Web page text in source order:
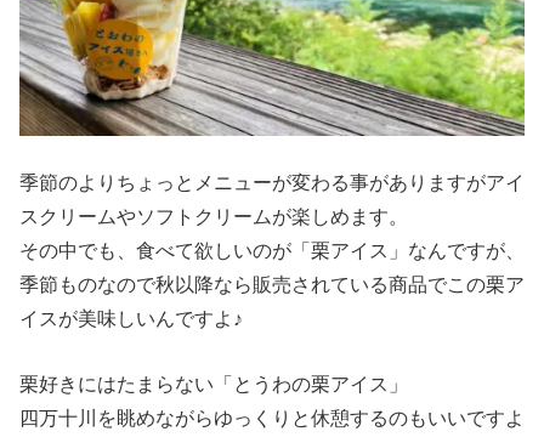
季節のよりちょっとメニューが変わる事がありますがアイ
スクリームやソフトクリームが楽しめます。
その中でも、食べて欲しいのが「栗アイス」なんですが、
季節ものなので秋以降なら販売されている商品でこの栗ア
イスが美味しいんですよ♪
栗好きにはたまらない「とうわの栗アイス」
四万十川を眺めながらゆっくりと休憩するのもいいですよ